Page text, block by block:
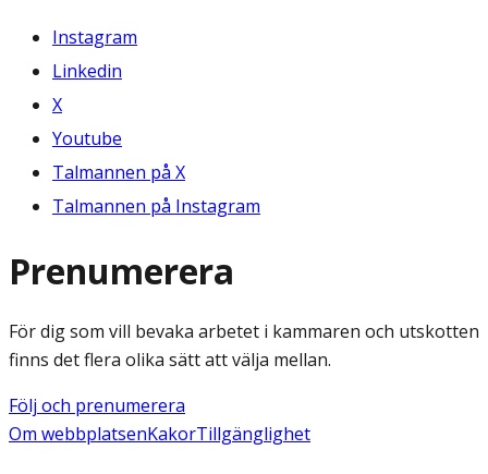
Instagram
Linkedin
X
Youtube
Talmannen på X
Talmannen på Instagram
Prenumerera
För dig som vill bevaka arbetet i kammaren och utskotten
finns det flera olika sätt att välja mellan.
Följ och prenumerera
Om webbplatsenKakorTillgänglighet